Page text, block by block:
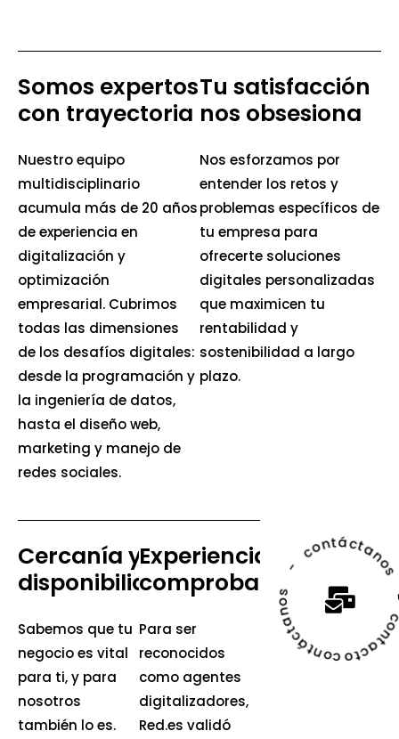
Somos expertos
con trayectoria
Nuestro equipo
multidisciplinario
acumula más de 20 años
de experiencia en
digitalización y
optimización
empresarial. Cubrimos
todas las dimensiones
de los desafíos digitales:
desde la programación y
la ingeniería de datos,
hasta el diseño web,
marketing y manejo de
redes sociales.
Tu satisfacción
nos obsesiona
Nos esforzamos por
entender los retos y
problemas específicos de
tu empresa para
ofrecerte soluciones
digitales personalizadas
que maximicen tu
rentabilidad y
sostenibilidad a largo
plazo.
Cercanía y
disponibilidad
Sabemos que tu
negocio es vital
para ti, y para
nosotros
también lo es.
Experiencia
comprobada
Para ser
reconocidos
como agentes
digitalizadores,
Red.es validó
contáctanos -
contacto -